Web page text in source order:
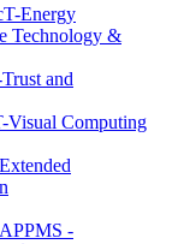
Energy
Technology &
and
Computing
-